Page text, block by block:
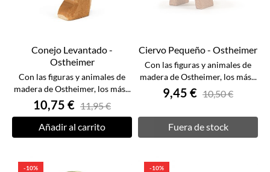
Conejo Levantado -
Ostheimer
Con las figuras y animales de
madera de Ostheimer, los más...
10,75 € 11,95 €
Añadir al carrito
Ciervo Pequeño - Ostheimer
Con las figuras y animales de
madera de Ostheimer, los más...
9,45 € 10,50 €
Fuera de stock
-10% -10%